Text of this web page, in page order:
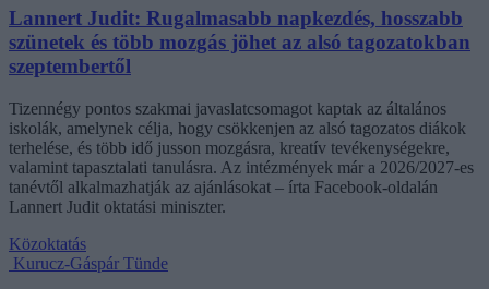
Lannert Judit: Rugalmasabb napkezdés, hosszabb
szünetek és több mozgás jöhet az alsó tagozatokban
szeptembertől
Tizennégy pontos szakmai javaslatcsomagot kaptak az általános
iskolák, amelynek célja, hogy csökkenjen az alsó tagozatos diákok
terhelése, és több idő jusson mozgásra, kreatív tevékenységekre,
valamint tapasztalati tanulásra. Az intézmények már a 2026/2027-es
tanévtől alkalmazhatják az ajánlásokat – írta Facebook-oldalán
Lannert Judit oktatási miniszter.
Közoktatás
Kurucz-Gáspár Tünde